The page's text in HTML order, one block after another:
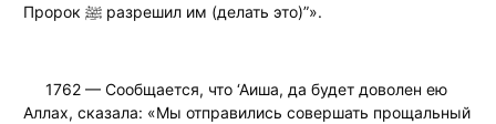
Пророк ﷺ разрешил им (делать это)”».
1762 — Сообщается, что ‘Аиша, да будет доволен ею
Аллах, сказала: «Мы отправились совершать прощальный